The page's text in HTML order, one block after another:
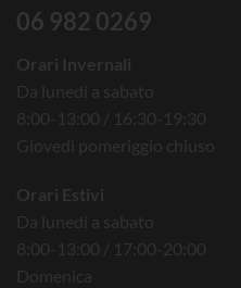
06 982 0269
Orari Invernali
Da lunedì a sabato
8:00-13:00 / 16:30-19:30
Giovedì pomeriggio chiuso
Orari Estivi
Da lunedì a sabato
8:00-13:00 / 17:00-20:00
Domenica